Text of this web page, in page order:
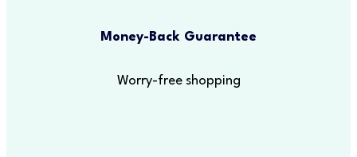
Money-Back Guarantee
Worry-free shopping